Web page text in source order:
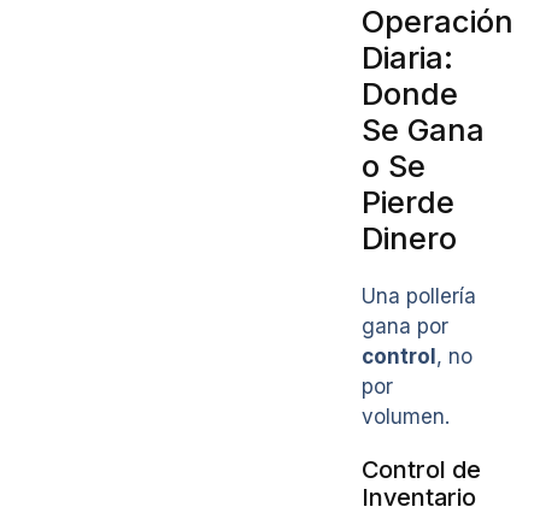
Operación
Diaria:
Donde
Se Gana
o Se
Pierde
Dinero
Una pollería
gana por
control, no
por
volumen.
Control de
Inventario